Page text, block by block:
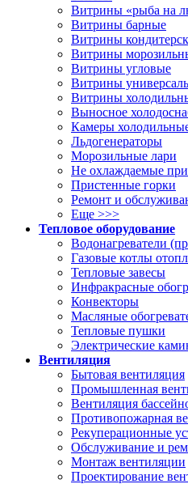
Витрины «рыба на
Витрины барные
Витрины
Витрины
Витрины угловые
Витрины
Витрины
Выносное
Камеры
Льдогенераторы
Морозильные лари
Не охлаждаемые
Пристенные горки
Ремонт и
Еще >>>
Тепловое оборудование
Водонагреватели
Газовые котлы
Тепловые завесы
Инфракрасные
Конвекторы
Масляные
Тепловые пушки
Электрические
Вентиляция
Бытовая вентиляция
Промышленная
Вентиляция
Противопожарная
Рекуперационные
Обслуживание и
Монтаж вентиляции
Проектирование